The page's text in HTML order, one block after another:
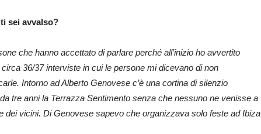
sei avvalso?
che hanno accettato di parlare perché all’inizio ho avvertito
36/37 interviste in cui le persone mi dicevano di non
Intorno ad Alberto Genovese c’è una cortina di silenzio
tre anni la Terrazza Sentimento senza che nessuno ne venisse a
dei vicini. Di Genovese sapevo che organizzava solo feste ad Ibiza